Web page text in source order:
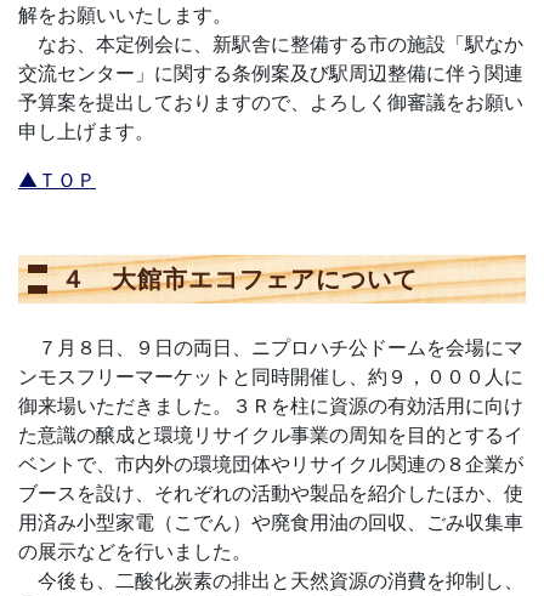
解をお願いいたします。
なお、本定例会に、新駅舎に整備する市の施設「駅なか
交流センター」に関する条例案及び駅周辺整備に伴う関連
予算案を提出しておりますので、よろしく御審議をお願い
申し上げます。
▲ＴＯＰ
４ 大館市エコフェアについて
７月８日、９日の両日、ニプロハチ公ドームを会場にマ
ンモスフリーマーケットと同時開催し、約９，０００人に
御来場いただきました。３Ｒを柱に資源の有効活用に向け
た意識の醸成と環境リサイクル事業の周知を目的とするイ
ベントで、市内外の環境団体やリサイクル関連の８企業が
ブースを設け、それぞれの活動や製品を紹介したほか、使
用済み小型家電（こでん）や廃食用油の回収、ごみ収集車
の展示などを行いました。
今後も、二酸化炭素の排出と天然資源の消費を抑制し、